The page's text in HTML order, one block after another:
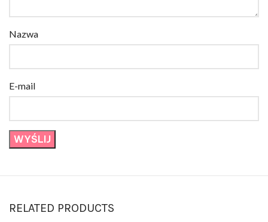
Nazwa
E-mail
RELATED PRODUCTS